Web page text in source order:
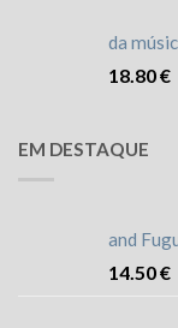
da
18.80€
EM DESTAQUE
and
14.50€